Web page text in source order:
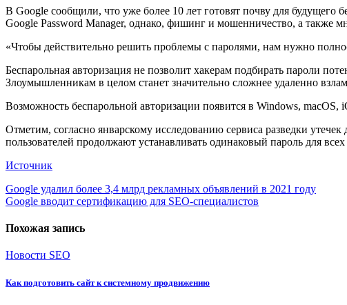
В Google сообщили, что уже более 10 лет готовят почву для будущего
Google Password Manager, однако, фишинг и мошенничество, а также
«Чтобы действительно решить проблемы с паролями, нам нужно
Беспарольная авторизация не позволит хакерам подбирать пароли
Злоумышленникам в целом станет значительно сложнее удаленно
Возможность беспарольной авторизации появится в Windows, macOS,
Отметим, согласно январскому исследованию сервиса разведки
пользователей продолжают устанавливать одинаковый пароль для
Источник
Навигация
по
записям
Google удалил более 3,4 млрд рекламных объявлений в 2021 году
Google вводит сертификацию для SEO-специалистов
Похожая запись
Новости SEO
Как подготовить сайт к системному продвижению